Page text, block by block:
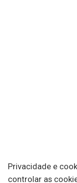
Privacidade e
controlar as